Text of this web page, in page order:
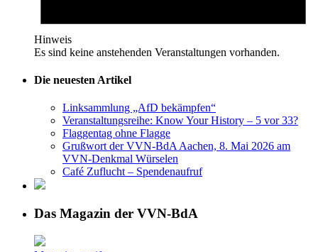
Hinweis
Es sind keine anstehenden Veranstaltungen vorhanden.
Die neuesten Artikel
Linksammlung „AfD bekämpfen“
Veranstaltungsreihe: Know Your History – 5 vor 33?
Flaggentag ohne Flagge
Grußwort der VVN-BdA Aachen, 8. Mai 2026 am
VVN-Denkmal Würselen
Café Zuflucht – Spendenaufruf
Das Magazin der VVN-BdA